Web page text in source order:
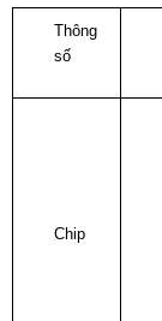
Thông
số
Chip